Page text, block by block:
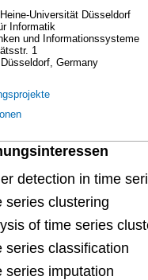
Universität Düsseldorf
Informatik
und Informationssysteme
1
Düsseldorf, Germany
detection in time
series clustering
of time series
series classification
series imputation